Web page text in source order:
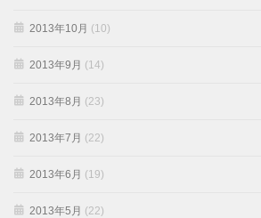
2013年10月 (10)
2013年9月 (14)
2013年8月 (23)
2013年7月 (22)
2013年6月 (19)
2013年5月 (22)